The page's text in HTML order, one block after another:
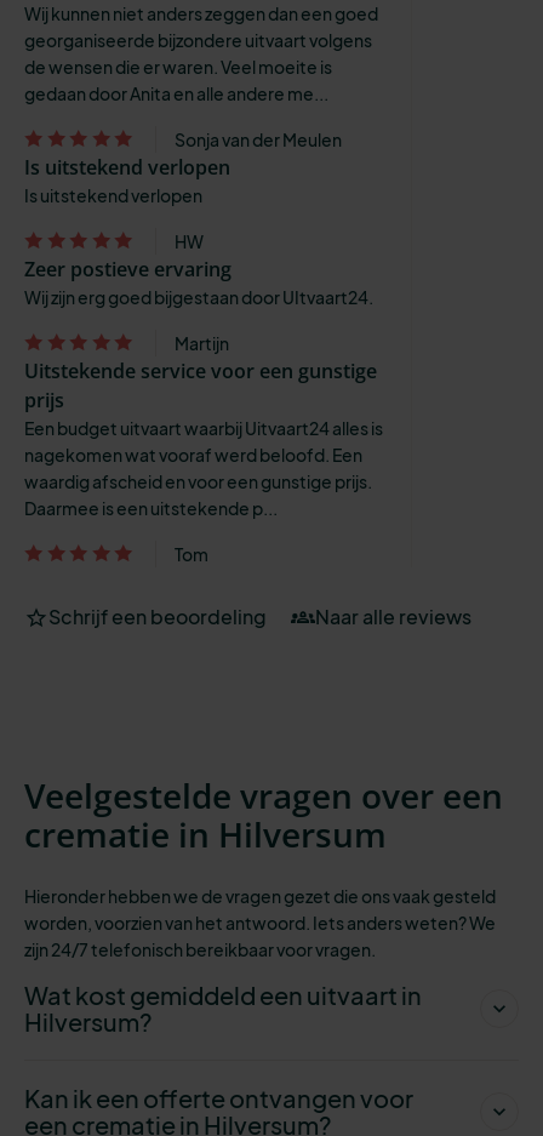
Wij kunnen niet anders zeggen dan een goed
georganiseerde bijzondere uitvaart volgens
de wensen die er waren. Veel moeite is
gedaan door Anita en alle andere me...
Sonja van der Meulen
Is uitstekend verlopen
Is uitstekend verlopen
HW
Zeer postieve ervaring
Wij zijn erg goed bijgestaan door UItvaart24.
Martijn
Uitstekende service voor een gunstige
prijs
Een budget uitvaart waarbij Uitvaart24 alles is
nagekomen wat vooraf werd beloofd. Een
waardig afscheid en voor een gunstige prijs.
Daarmee is een uitstekende p...
Tom
Schrijf een beoordeling Naar alle reviews
Veelgestelde vragen over een
crematie in Hilversum
Hieronder hebben we de vragen gezet die ons vaak gesteld
worden, voorzien van het antwoord. Iets anders weten? We
zijn 24/7 telefonisch bereikbaarvoor vragen.
Wat kost gemiddeld een uitvaart in
Hilversum?
Kan ik een offerte ontvangen voor
een crematie in Hilversum?